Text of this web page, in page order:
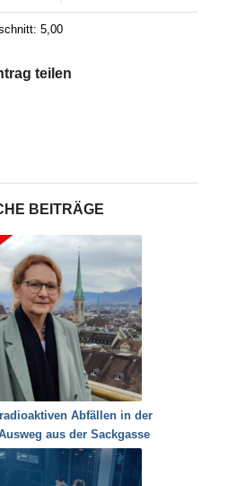
5,00
teilen
BEITRÄGE
Abfällen in der
aus der Sackgasse